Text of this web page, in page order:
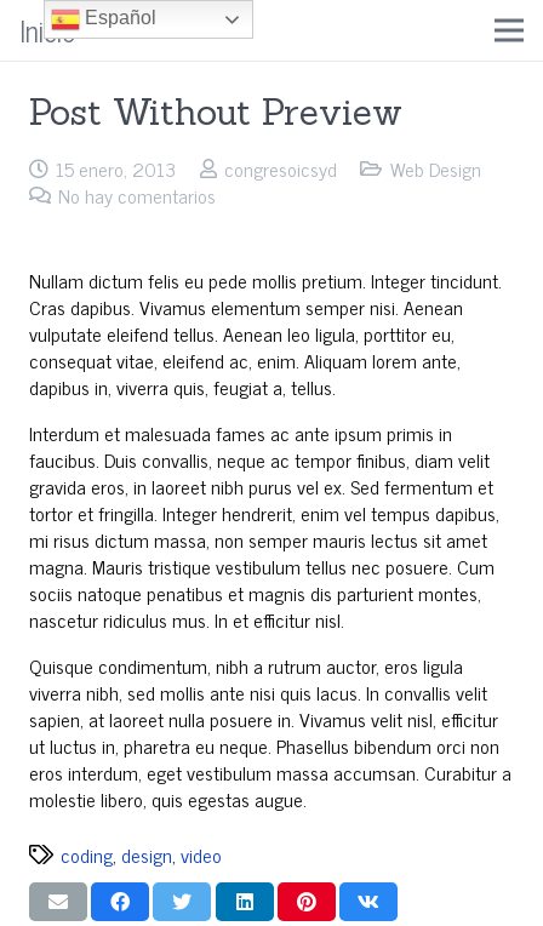
Inicio
Post Without Preview
15 enero, 2013 congresoicsyd
Web Design
No hay comentarios
Nullam dictum felis eu pede mollis pretium. Integer tincidunt.
Cras dapibus. Vivamus elementum semper nisi. Aenean
vulputate eleifend tellus. Aenean leo ligula, porttitor eu,
consequat vitae, eleifend ac, enim. Aliquam lorem ante,
dapibus in, viverra quis, feugiat a, tellus.
Interdum et malesuada fames ac ante ipsum primis in
faucibus. Duis convallis, neque ac tempor finibus, diam velit
gravida eros, in laoreet nibh purus vel ex. Sed fermentum et
tortor et fringilla. Integer hendrerit, enim vel tempus dapibus,
mi risus dictum massa, non semper mauris lectus sit amet
magna. Mauris tristique vestibulum tellus nec posuere. Cum
sociis natoque penatibus et magnis dis parturient montes,
nascetur ridiculus mus. In et efficitur nisl.
Quisque condimentum, nibh a rutrum auctor, eros ligula
viverra nibh, sed mollis ante nisi quis lacus. In convallis velit
sapien, at laoreet nulla posuere in. Vivamus velit nisl, efficitur
ut luctus in, pharetra eu neque. Phasellus bibendum orci non
eros interdum, eget vestibulum massa accumsan. Curabitur a
molestie libero, quis egestas augue.
coding, design,video
Español